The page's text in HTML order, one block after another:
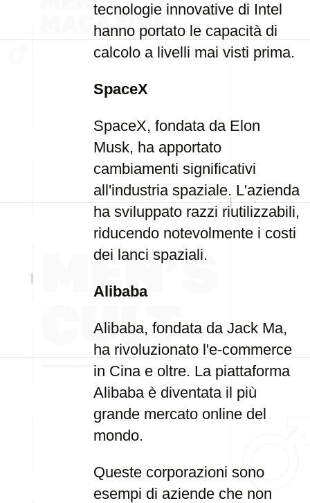
tecnologie innovative di Intel
hanno portato le capacità di
calcolo a livelli mai visti prima.
SpaceX
SpaceX, fondata da Elon
Musk, ha apportato
cambiamenti significativi
all'industria spaziale. L'azienda
ha sviluppato razzi riutilizzabili,
riducendo notevolmente i costi
dei lanci spaziali.
Alibaba
Alibaba, fondata da Jack Ma,
ha rivoluzionato l'e-commerce
in Cina e oltre. La piattaforma
Alibaba è diventata il più
grande mercato online del
mondo.
Queste corporazioni sono
esempi di aziende che non